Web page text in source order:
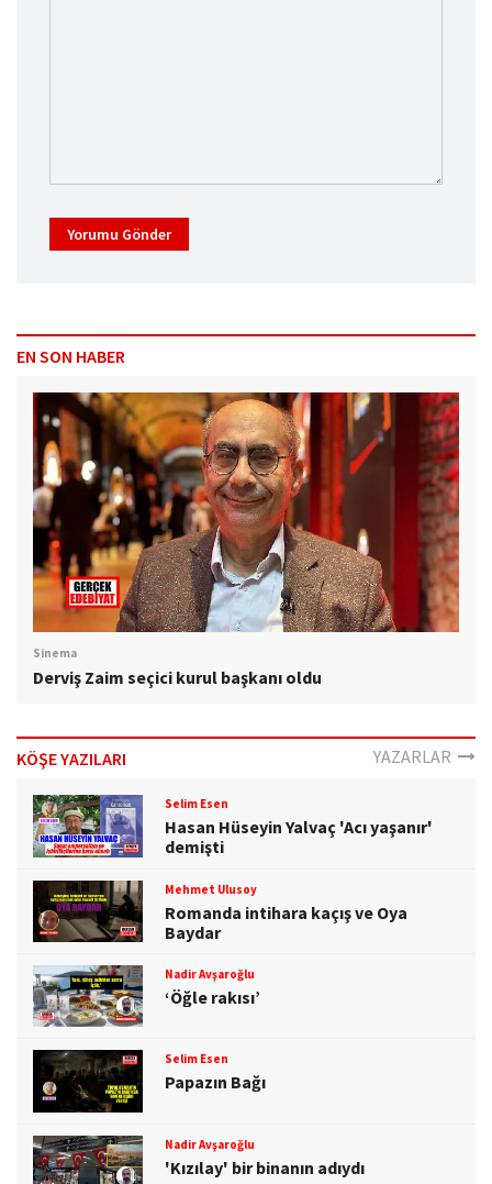
Yorumu Gönder
EN SON HABER
Sinema
Derviş Zaim seçici kurul başkanı oldu
KÖŞE YAZILARI YAZARLAR
Selim Esen
Hasan Hüseyin Yalvaç 'Acı yaşanır'
demişti
Mehmet Ulusoy
Romanda intihara kaçış ve Oya
Baydar
Nadir Avşaroğlu
‘Öğle rakısı’
Selim Esen
Papazın Bağı
Nadir Avşaroğlu
'Kızılay' bir binanın adıydı